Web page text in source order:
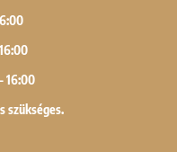
16:00
szükséges.